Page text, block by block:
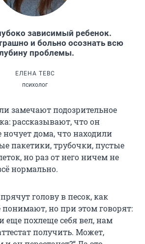
зависимый ребенок.
и больно осознать всю
проблемы.
ЕЛЕНА ТЕВС
психолог
замечают подозрительное
рассказывают, что он
ночует дома, что находили
пакетики, трубочки, пустые
но раз от него ничем не
нормально.
голову в песок, как
понимают, но при этом говорят:
еще похлеще себя вел, нам
получить. Может,